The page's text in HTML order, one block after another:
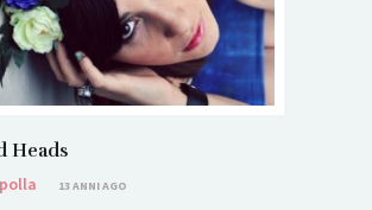
Heads
13 ANNI AGO